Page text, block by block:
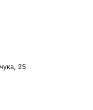
25